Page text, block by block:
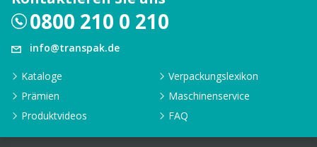
0800 210 0 210
info@transpak.de
Kataloge
Verpackungslexikon
Prämien
Maschinenservice
Produktvideos
FAQ